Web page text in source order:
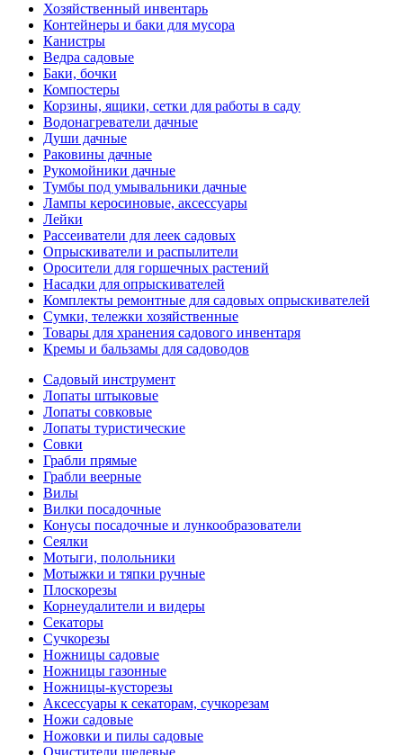
Хозяйственный инвентарь
Контейнеры и баки для мусора
Канистры
Ведра садовые
Баки, бочки
Компостеры
Корзины, ящики, сетки для работы в саду
Водонагреватели дачные
Души дачные
Раковины дачные
Рукомойники дачные
Тумбы под умывальники дачные
Лампы керосиновые, аксессуары
Лейки
Рассеиватели для леек садовых
Опрыскиватели и распылители
Оросители для горшечных растений
Насадки для опрыскивателей
Комплекты ремонтные для садовых опрыскивателей
Сумки, тележки хозяйственные
Товары для хранения садового инвентаря
Кремы и бальзамы для садоводов
Садовый инструмент
Лопаты штыковые
Лопаты совковые
Лопаты туристические
Совки
Грабли прямые
Грабли веерные
Вилы
Вилки посадочные
Конусы посадочные и лункообразователи
Сеялки
Мотыги, полольники
Мотыжки и тяпки ручные
Плоскорезы
Корнеудалители и видеры
Секаторы
Сучкорезы
Ножницы садовые
Ножницы газонные
Ножницы-кусторезы
Аксессуары к секаторам, сучкорезам
Ножи садовые
Ножовки и пилы садовые
Очистители щелевые